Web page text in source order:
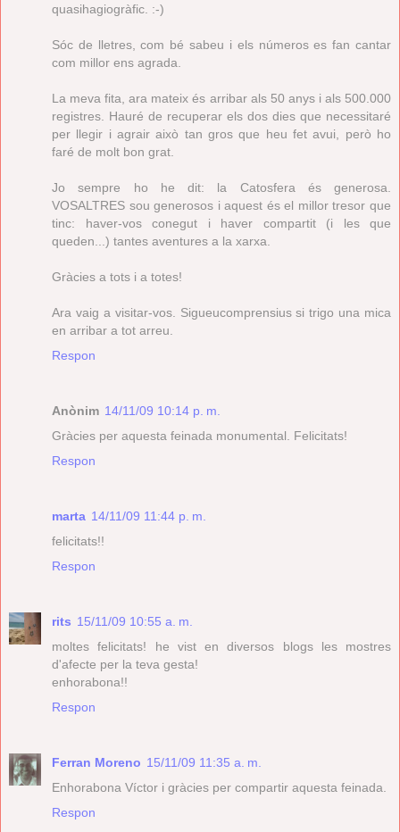
quasihagiogràfic. :-)
Sóc de lletres, com bé sabeu i els números es fan cantar
com millor ens agrada.
La meva fita, ara mateix és arribar als 50 anys i als 500.000
registres. Hauré de recuperar els dos dies que necessitaré
per llegir i agrair això tan gros que heu fet avui, però ho
faré de molt bon grat.
Jo sempre ho he dit: la Catosfera és generosa.
VOSALTRES sou generosos i aquest és el millor tresor que
tinc: haver-vos conegut i haver compartit (i les que
queden...) tantes aventures a la xarxa.
Gràcies a tots i a totes!
Ara vaig a visitar-vos. Sigueucomprensius si trigo una mica
en arribar a tot arreu.
Respon
Anònim 14/11/09 10:14 p. m.
Gràcies per aquesta feinada monumental. Felicitats!
Respon
marta 14/11/09 11:44 p. m.
felicitats!!
Respon
rits 15/11/09 10:55 a. m.
moltes felicitats! he vist en diversos blogs les mostres
d'afecte per la teva gesta!
enhorabona!!
Respon
Ferran Moreno 15/11/09 11:35 a. m.
Enhorabona Víctor i gràcies per compartir aquesta feinada.
Respon